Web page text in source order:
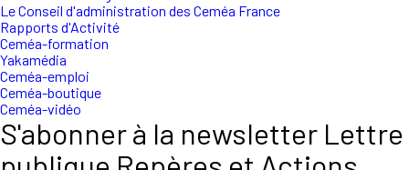
Le Conseil d'administration des Ceméa France
Rapports d'Activité
Ceméa-formation
Yakamédia
Ceméa-emploi
Ceméa-boutique
Ceméa-vidéo
S'abonner à la newsletter Lettre